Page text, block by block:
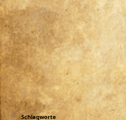
Schlagworte